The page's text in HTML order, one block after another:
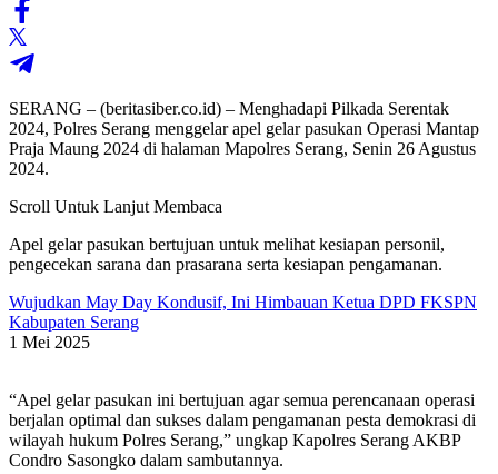
SERANG – (beritasiber.co.id) – Menghadapi Pilkada Serentak
2024, Polres Serang menggelar apel gelar pasukan Operasi Mantap
Praja Maung 2024 di halaman Mapolres Serang, Senin 26 Agustus
2024.
Scroll Untuk Lanjut Membaca
Apel gelar pasukan bertujuan untuk melihat kesiapan personil,
pengecekan sarana dan prasarana serta kesiapan pengamanan.
Wujudkan May Day Kondusif, Ini Himbauan Ketua DPD FKSPN
Kabupaten Serang
1 Mei 2025
“Apel gelar pasukan ini bertujuan agar semua perencanaan operasi
berjalan optimal dan sukses dalam pengamanan pesta demokrasi di
wilayah hukum Polres Serang,” ungkap Kapolres Serang AKBP
Condro Sasongko dalam sambutannya.